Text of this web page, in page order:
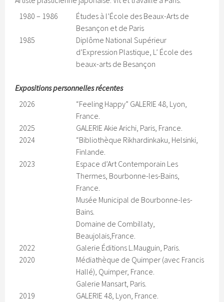
1980 – 1986
Études à l’École des Beaux-Arts de
Besançon et de Paris
1985
Diplôme National Supérieur
d’Expression Plastique, L’ École des
beaux-arts de Besançon
Expositions personnelles récentes
2026
“Feeling Happy” GALERIE 48, Lyon,
France.
2025
GALERIE Akie Arichi, Paris, France.
2024
“Bibliothèque Rikhardinkaku, Helsinki,
Finlande.
2023
Espace d’Art Contemporain Les
Thermes, Bourbonne-les-Bains,
France.
Musée Municipal de Bourbonne-les-
Bains.
Domaine de Combillaty,
Beaujolais,France.
2022
Galerie Éditions L.Mauguin, Paris.
2020
Médiathèque de Quimper (avec Francis
Hallé), Quimper, France.
Galerie Mansart, Paris.
2019
GALERIE 48, Lyon, France.